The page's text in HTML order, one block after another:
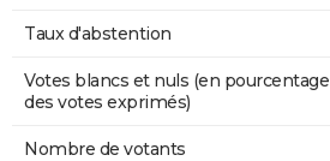
Taux d'abstention
Votes blancs et nuls (en pourcentage
des votes exprimés)
Nombre de votants